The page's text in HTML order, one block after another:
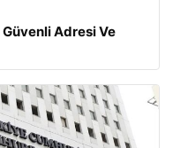
Adresi Ve